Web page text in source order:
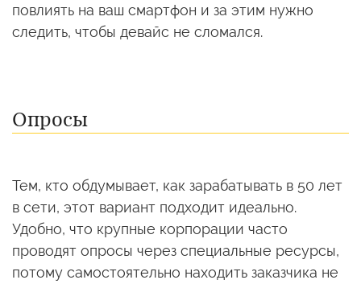
повлиять на ваш смартфон и за этим нужно
следить, чтобы девайс не сломался.
Опросы
Тем, кто обдумывает, как зарабатывать в 50 лет
в сети, этот вариант подходит идеально.
Удобно, что крупные корпорации часто
проводят опросы через специальные ресурсы,
потому самостоятельно находить заказчика не